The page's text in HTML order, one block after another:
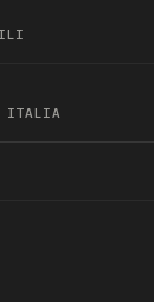
ITALIA